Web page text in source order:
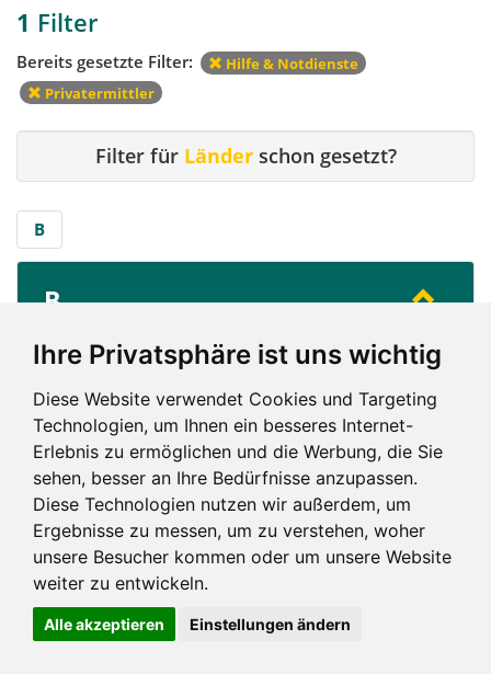
Ihre Privatsphäre ist uns wichtig
Diese Website verwendet Cookies und Targeting
Technologien, um Ihnen ein besseres Internet-
Erlebnis zu ermöglichen und die Werbung, die Sie
sehen, besser an Ihre Bedürfnisse anzupassen.
Diese Technologien nutzen wir außerdem, um
Ergebnisse zu messen, um zu verstehen, woher
unsere Besucher kommen oder um unsere Website
weiter zu entwickeln.
Alle akzeptieren Einstellungen ändern
1 Filter
Bereits gesetzte Filter:
Hilfe & Notdienste
Privatermittler
Filter für Länderschon gesetzt?
B
B...
B
Impressum und mehr